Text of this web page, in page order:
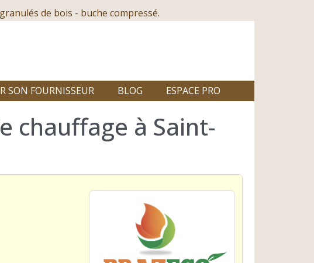
de bois - buche compressé.
SON FOURNISSEUR BLOG ESPACE PRO
chauffage à Saint-